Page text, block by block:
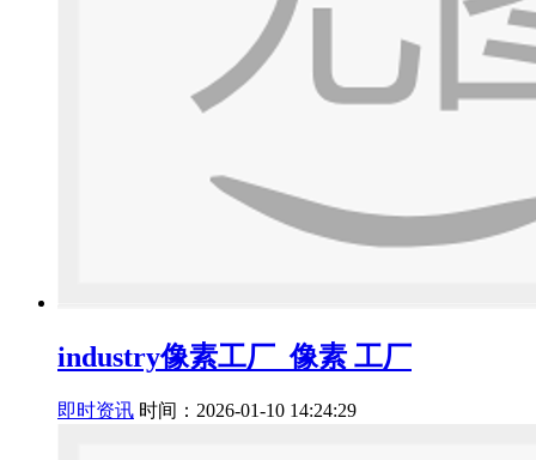
industry像素工厂_像素 工厂
即时资讯 时间：2026-01-10 14:24:29